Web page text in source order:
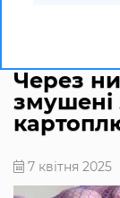
Через
змушені
7 квітня 2025